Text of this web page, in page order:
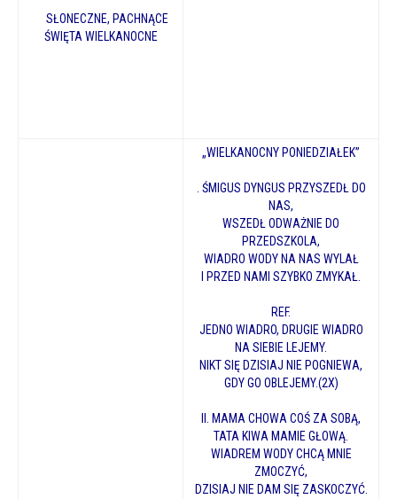
SŁONECZNE, PACHNĄCE
ŚWIĘTA WIELKANOCNE
„WIELKANOCNY PONIEDZIAŁEK”
. ŚMIGUS DYNGUS PRZYSZEDŁ DO
NAS,
WSZEDŁ ODWAŻNIE DO
PRZEDSZKOLA,
WIADRO WODY NA NAS WYLAŁ
I PRZED NAMI SZYBKO ZMYKAŁ.
REF.
JEDNO WIADRO, DRUGIE WIADRO
NA SIEBIE LEJEMY.
NIKT SIĘ DZISIAJ NIE POGNIEWA,
GDY GO OBLEJEMY.(2X)
II. MAMA CHOWA COŚ ZA SOBĄ,
TATA KIWA MAMIE GŁOWĄ.
WIADREM WODY CHCĄ MNIE
ZMOCZYĆ,
DZISIAJ NIE DAM SIĘ ZASKOCZYĆ.